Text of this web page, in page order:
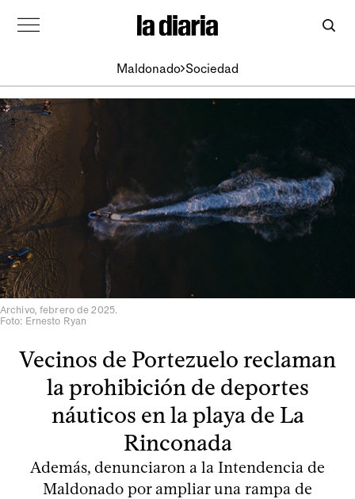
Maldonado Sociedad
Archivo, febrero de 2025.
Foto: Ernesto Ryan
Vecinos de Portezuelo reclaman
la prohibición de deportes
náuticos en la playa de La
Rinconada
Además, denunciaron a la Intendencia de
Maldonado por ampliar una rampa de